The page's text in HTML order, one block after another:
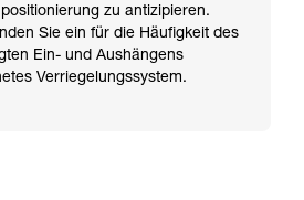
zu antizipieren.
Sie ein für die Häufigkeit des
Ein- und Aushängens
Verriegelungssystem.